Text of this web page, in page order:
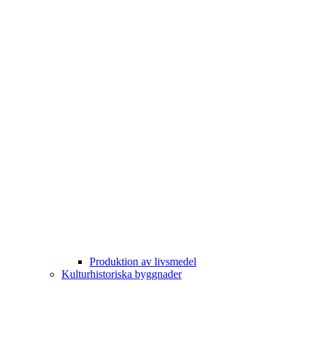
Produktion av livsmedel
Kulturhistoriska byggnader